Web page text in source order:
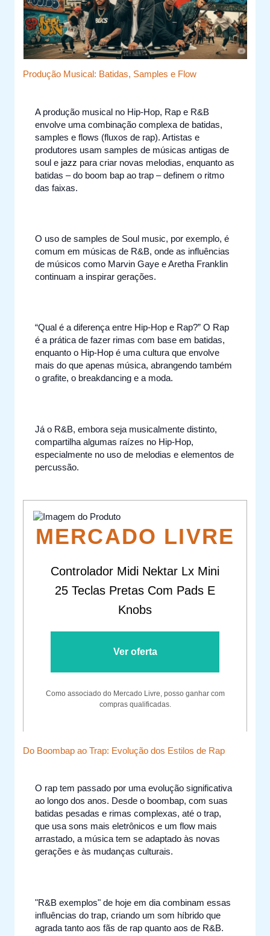
Produção Musical: Batidas, Samples e Flow
A produção musical no Hip-Hop, Rap e R&B
envolve uma combinação complexa de batidas,
samples e flows (fluxos de rap). Artistas e
produtores usam samples de músicas antigas de
soul e jazz para criar novas melodias, enquanto as
batidas – do boom bap ao trap – definem o ritmo
das faixas.
O uso de samples de Soul music, por exemplo, é
comum em músicas de R&B, onde as influências
de músicos como Marvin Gaye e Aretha Franklin
continuam a inspirar gerações.
“Qual é a diferença entre Hip-Hop e Rap?” O Rap
é a prática de fazer rimas com base em batidas,
enquanto o Hip-Hop é uma cultura que envolve
mais do que apenas música, abrangendo também
o grafite, o breakdancing e a moda.
Já o R&B, embora seja musicalmente distinto,
compartilha algumas raízes no Hip-Hop,
especialmente no uso de melodias e elementos de
percussão.
MERCADO LIVRE
Controlador Midi Nektar Lx Mini
25 Teclas Pretas Com Pads E
Knobs
Ver oferta
Como associado do Mercado Livre, posso ganhar com
compras qualificadas.
Do Boombap ao Trap: Evolução dos Estilos de Rap
O rap tem passado por uma evolução significativa
ao longo dos anos. Desde o boombap, com suas
batidas pesadas e rimas complexas, até o trap,
que usa sons mais eletrônicos e um flow mais
arrastado, a música tem se adaptado às novas
gerações e às mudanças culturais.
"R&B exemplos" de hoje em dia combinam essas
influências do trap, criando um som híbrido que
agrada tanto aos fãs de rap quanto aos de R&B.